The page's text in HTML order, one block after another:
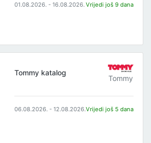
01.08.2026. - 16.08.2026. Vrijedi još 9 dana
Tommy katalog
Tommy
06.08.2026. - 12.08.2026.Vrijedi još 5 dana